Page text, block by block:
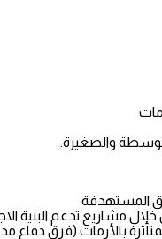
والصغيرة.
المستهدفة
مشاريع تدعم البنية
بالأزمات (فرق دفاع